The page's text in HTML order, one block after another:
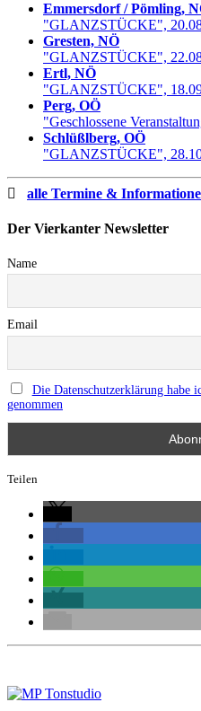
Emmersdorf / Pömling,
"GLANZSTÜCKE",
Gresten, NÖ
"GLANZSTÜCKE",
Ertl, NÖ
"GLANZSTÜCKE",
Perg, OÖ
"Geschlossene
Schlüßlberg, OÖ
"GLANZSTÜCKE",
alle Termine &
Der Vierkanter Newsletter
Name
Email
Die Datenschutzerklärung habe
genommen
Teilen